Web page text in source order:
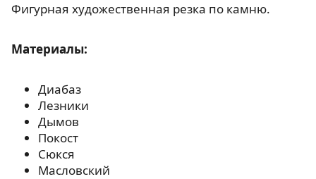
Фигурная художественная резка по камню.
Материалы:
Диабаз
Лезники
Дымов
Покост
Сюкся
Масловский